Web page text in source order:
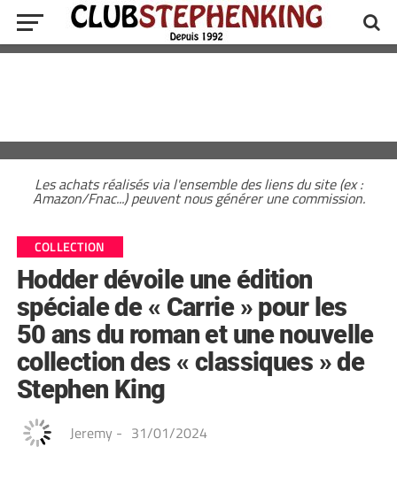
Les achats réalisés via l'ensemble des liens du site (ex :
Amazon/Fnac...) peuvent nous générer une commission.
COLLECTION
Hodder dévoile une édition
spéciale de « Carrie » pour les
50 ans du roman et une nouvelle
collection des « classiques » de
Stephen King
Jeremy - 31/01/2024